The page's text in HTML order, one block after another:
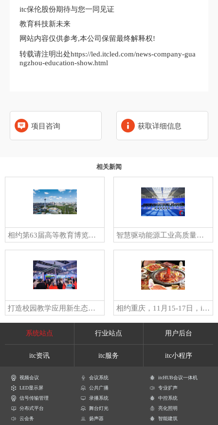
itc保伦股份期待与您一同见证
教育科技新未来
网站内容仅供参考,本公司保留最终解释权!
转载请注明出处https://led.itcled.com/news-company-gua
ngzhou-education-show.html
项目咨询 获取详细信息
相关新闻
相约第63届高等教育博览会|来吉林长春看展、citywalk！ 智慧驱动能源工业高质量发展！itc精彩亮相第23届太原煤炭展！
打造校园教学应用新生态！itc高人气亮相第62届中国高等教育博览会！ 相约重庆，11月15-17日，itc邀您共赴第62届中国高等教育博览会！
系统站点 行业站点 用户后台
itc资讯 itc服务 itc小程序
视频会议 会议系统
itcHUB会议一体机
LED显示屏
公共广播
专业扩声
信号传输管理
录播系统
中控系统
分布式平台
舞台灯光
亮化照明
云会务
扬声器 智能建筑